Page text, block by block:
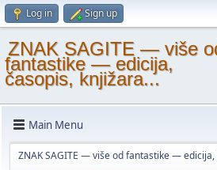
Log in Sign up
ZNAK SAGITE — više
fantastike — edicija,
časopis, knjižara...
Main Menu
ZNAK SAGITE — više od fantastike — edicija,